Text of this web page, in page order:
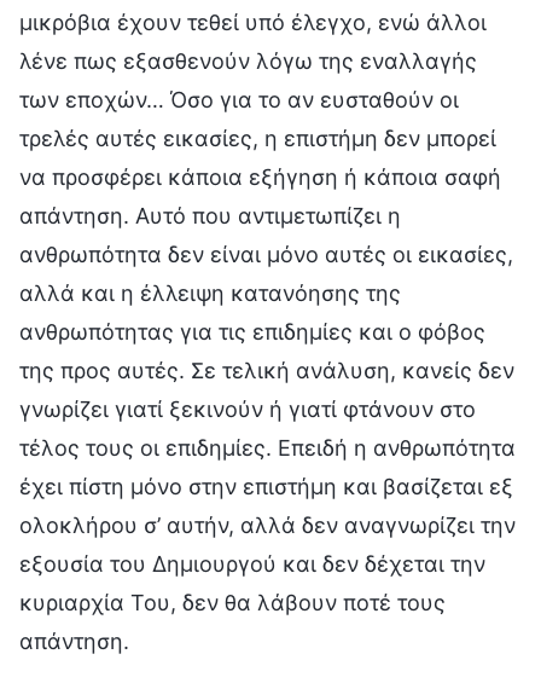
μικρόβια έχουν τεθεί υπό έλεγχο, ενώ άλλοι
λένε πως εξασθενούν λόγω της εναλλαγής
των εποχών… Όσο για το αν ευσταθούν οι
τρελές αυτές εικασίες, η επιστήμη δεν μπορεί
να προσφέρει κάποια εξήγηση ή κάποια σαφή
απάντηση. Αυτό που αντιμετωπίζει η
ανθρωπότητα δεν είναι μόνο αυτές οι εικασίες,
αλλά και η έλλειψη κατανόησης της
ανθρωπότητας για τις επιδημίες και ο φόβος
της προς αυτές. Σε τελική ανάλυση, κανείς δεν
γνωρίζει γιατί ξεκινούν ή γιατί φτάνουν στο
τέλος τους οι επιδημίες. Επειδή η ανθρωπότητα
έχει πίστη μόνο στην επιστήμη και βασίζεται εξ
ολοκλήρου σ’ αυτήν, αλλά δεν αναγνωρίζει την
εξουσία του Δημιουργού και δεν δέχεται την
κυριαρχία Του, δεν θα λάβουν ποτέ τους
απάντηση.